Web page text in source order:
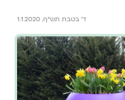
ד' בטבת תש"ף, 1.1.2020